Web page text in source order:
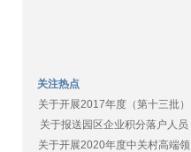
关注热点
关于开展2017年度（第十三批）
关于报送园区企业积分落户人员
关于开展2020年度中关村高端领